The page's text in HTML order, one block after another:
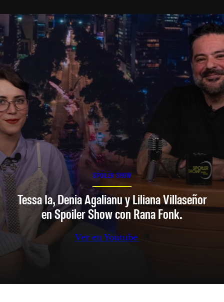
SPOILER SHOW
Tessa Ia, Denia Agalianu y Liliana Villaseñor
en Spoiler Show con Rana Fonk.
Ver en Youtube